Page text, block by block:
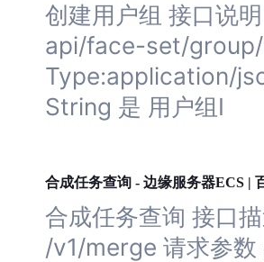
创建用户组 接口说
api/face-set/
Type:application/
String 是 用户组I
合成任务查询 - 边缘服务器ECS |
合成任务查询 接口
/v1/merge 请求参数